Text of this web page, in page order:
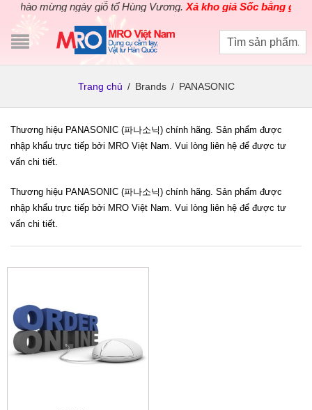
Chào mừng ngày giỗ tổ Hùng Vương.Xả kho giá Sốc bằng giá
Trang chủ / Brands / PANASONIC
Thương hiệu PANASONIC (파나소닉) chính hãng. Sản phẩm được
nhập khẩu trực tiếp bởi MRO Việt Nam. Vui lòng liên hệ để được tư
vấn chi tiết.
Thương hiệu PANASONIC (파나소닉) chính hãng. Sản phẩm được
nhập khẩu trực tiếp bởi MRO Việt Nam. Vui lòng liên hệ để được tư
vấn chi tiết.